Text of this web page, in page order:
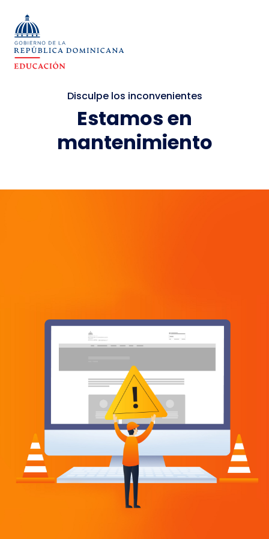
Disculpe los inconvenientes
Estamos en
mantenimiento